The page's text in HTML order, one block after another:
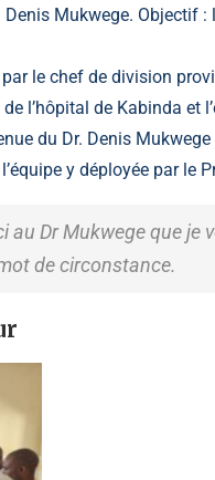
Denis Mukwege. Objectif
le chef de division
l’hôpital de Kabinda et
du Dr. Denis
y déployée par le
au Dr Mukwege que je
de circonstance.